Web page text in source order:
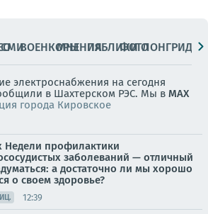
СМИВОЕНКОРЫМНЕНИЯПАБЛИКИ
ФОТОЛОНГРИДЫ
электроснабжения на сегодня
в Шахтерском РЭС. Мы в МАХ
города Кировское
Недели профилактики
заболеваний — отличный
а достаточно ли мы хорошо
о своем здоровье?
12:39